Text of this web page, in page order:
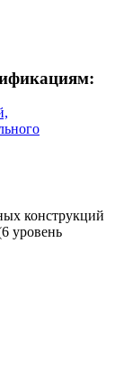
конструкций
уровень